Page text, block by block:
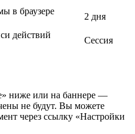
в браузере
2 дня
действий
Сессия
ниже или на баннере —
не будут. Вы можете
через ссылку «Настройки